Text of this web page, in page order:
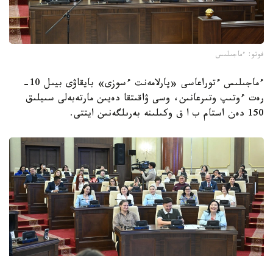
فوتو: ءماجىلىس
ءماجىلىس ءتوراعاسى «پارلامەنت ءسوزى» بايقاۋى بيىل 10-
رەت ءوتىپ وتىرعانىن، وسى ۋاقىتقا دەيىن مارتەبەلى سىيلىق
150 دەن استام ب ا ق وكىلىنە بەرىلگەنىن ايتتى.